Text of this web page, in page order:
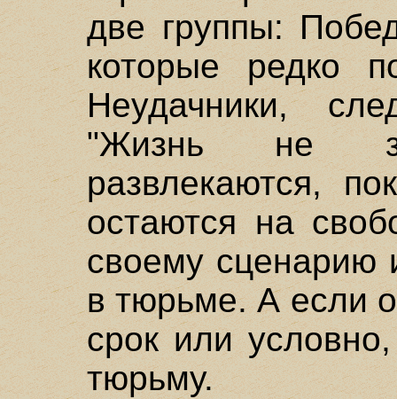
две группы:
которые редко
Неудачники,
"Жизнь не
развлекаются,
остаются на
своему сценарию
в тюрьме. А если
срок или
тюрьму.